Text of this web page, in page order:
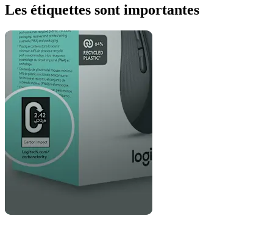
Les étiquettes sont importantes